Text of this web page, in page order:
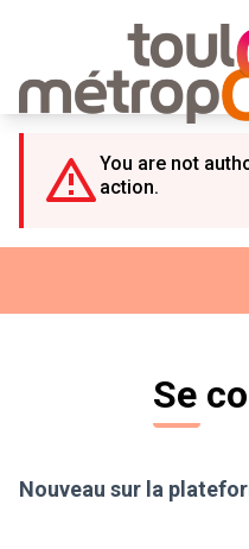
You are not
action.
Se
Nouveau sur la